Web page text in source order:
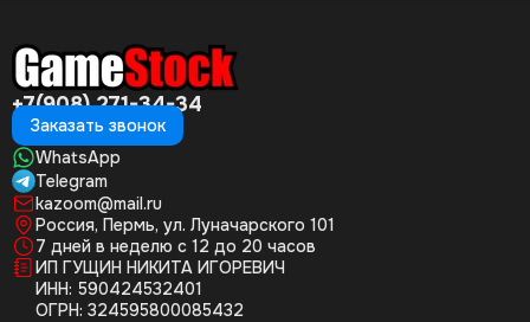
+7(908) 271-34-34
Заказать звонок
WhatsApp
Telegram
kazoom@mail.ru
Россия, Пермь, ул. Луначарского 101
7 дней в неделю с 12 до 20 часов
ИП ГУЩИН НИКИТА ИГОРЕВИЧ
ИНН: 590424532401
ОГРН: 324595800085432